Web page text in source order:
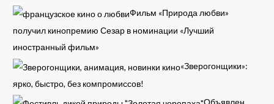
Фильм «Природа любви»
получил кинопремию Сезар в номинации «Лучший
иностранный фильм»
«Зверогонщики»:
ярко, быстро, без компромиссов!